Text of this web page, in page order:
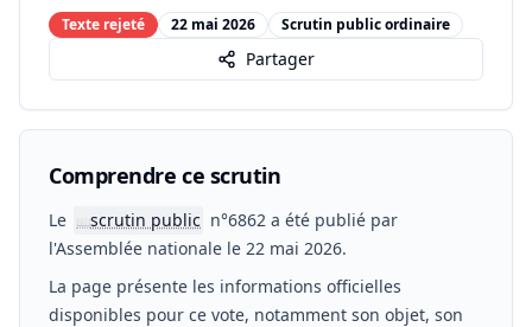
Texte rejeté 22 mai 2026 Scrutin public ordinaire
Partager
Comprendre ce scrutin
Le 📖scrutin public n°6862 a été publié par
l'Assemblée nationale le 22 mai 2026.
La page présente les informations officielles
disponibles pour ce vote, notamment son objet, son